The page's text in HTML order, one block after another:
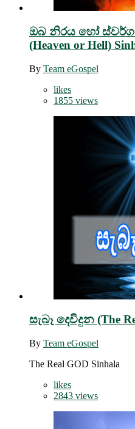
ඔබ නිරය හෝ
(Heaven or Hell)
By Team eGospel
likes
1855 views
සැබෑ දෙවිදුන (The
By Team eGospel
The Real GOD Sinhala
likes
2843 views